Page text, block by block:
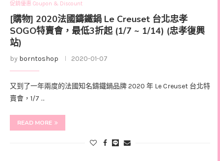
促銷優惠 Coupon & Discount
[購物] 2020法國鑄鐵鍋 Le Creuset 台北忠孝
SOGO特賣會，最低3折起 (1/7 ~ 1/14) (忠孝復興
站)
by borntoshop 2020-01-07
又到了一年兩度的法國知名鑄鐵鍋品牌 2020 年 Le Creuset 台北特
賣會，1/7 …
READ MORE